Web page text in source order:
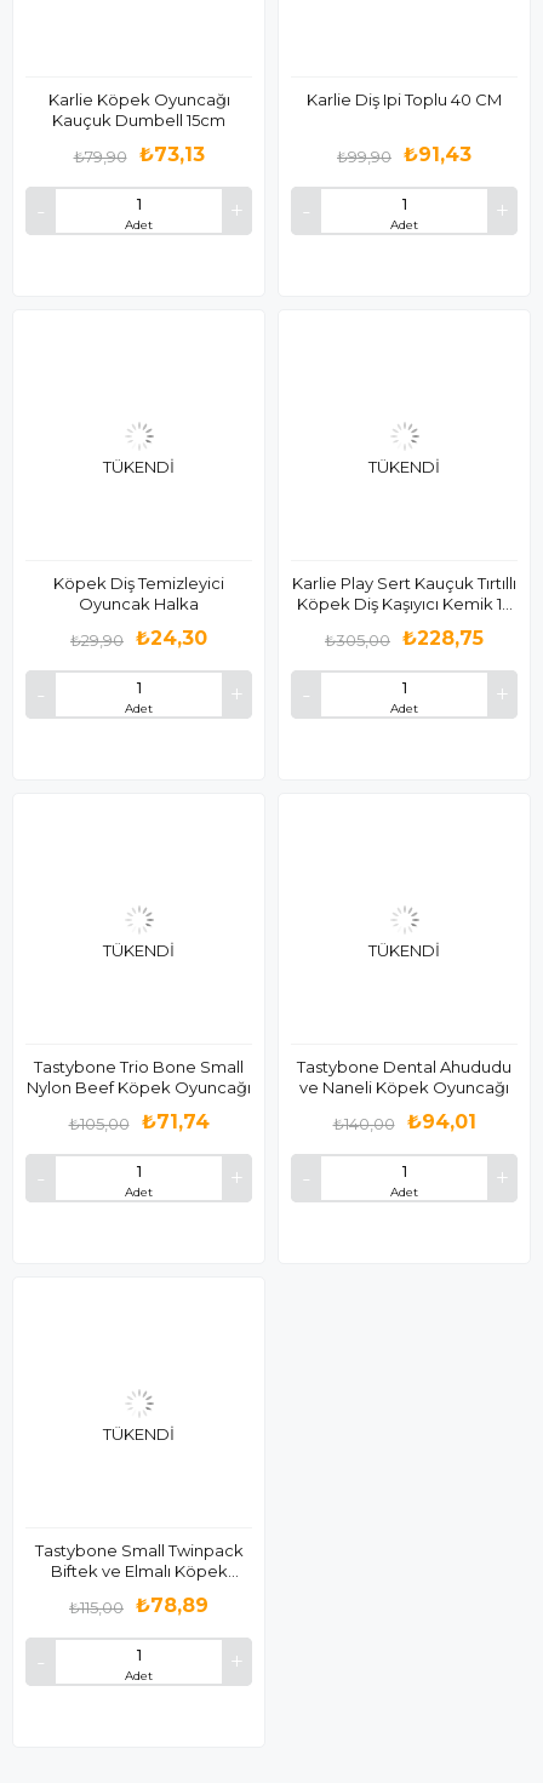
Karlie Köpek Oyuncağı
Kauçuk Dumbell 15cm
Adet
₺73,13
₺79,90
Karlie Diş Ipi Toplu 40 CM
Adet
₺91,43
₺99,90
TÜKENDI
Köpek Diş Temizleyici
Oyuncak Halka
Adet
₺24,30
₺29,90
TÜKENDI
Karlie Play Sert Kauçuk Tırtıllı
Köpek Diş Kaşıyıcı Kemik 14
Adet
₺228,75
₺305,00
TÜKENDI
Tastybone Trio Bone Small
Nylon Beef Köpek Oyuncağı
Adet
₺71,74
₺105,00
TÜKENDI
Tastybone Dental Ahududu
ve Naneli Köpek Oyuncağı
Adet
₺94,01
₺140,00
TÜKENDI
Tastybone Small Twinpack
Biftek ve Elmalı Köpek
Adet
₺78,89
₺115,00